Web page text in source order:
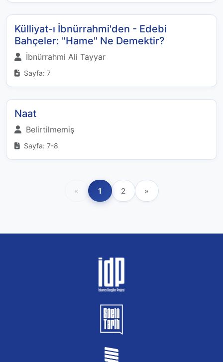
Külliyat-ı İbnürrahmi'den - Edebi
Bahçeler: "Hame" Ne Demektir?
İbnürrahmi Ali Tayyar
Sayfa: 7
Naat
Belirtilmemiş
Sayfa: 7-8
« 1 2 »